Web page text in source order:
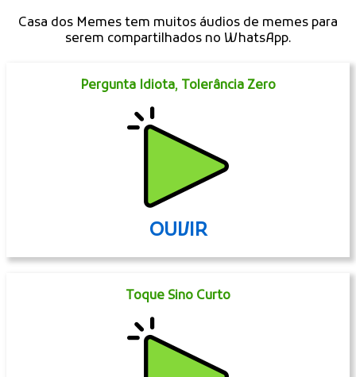
Casa dos Memes tem muitos áudios de memes para
serem compartilhados no WhatsApp.
Pergunta Idiota, Tolerância Zero
OUVIR
Toque Sino Curto